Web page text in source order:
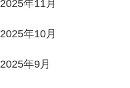
2025年11月
2025年10月
2025年9月